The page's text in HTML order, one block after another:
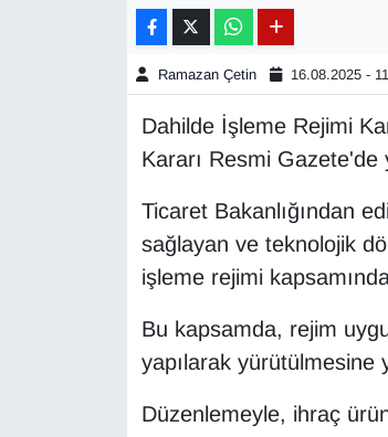
Ramazan Çetin 16.08.2025 -
Dahilde İşleme Rejimi
Kararı Resmi Gazete'de
Ticaret Bakanlığından
sağlayan ve teknolojik
işleme rejimi
Bu kapsamda, rejim
yapılarak yürütülmesine
Düzenlemeyle, ihraç
Gündem
HABERDE İNSAN
Kamu Alımları